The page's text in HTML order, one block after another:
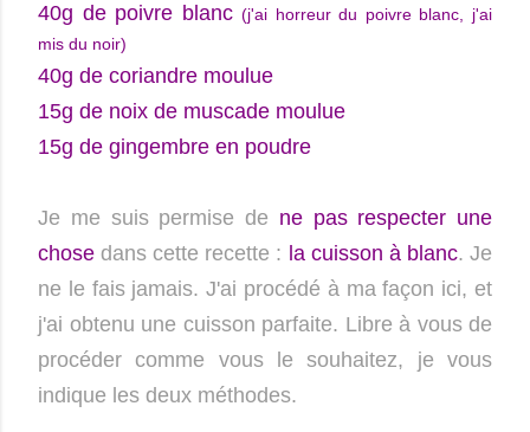
40g de poivre blanc(j'ai horreur du poivre blanc, j'ai
mis du noir)
40g de coriandre moulue
15g de noix de muscade moulue
15g de gingembre en poudre
Je me suis permise de ne pas respecter une
chose dans cette recette : la cuisson à blanc. Je
ne le fais jamais. J'ai procédé à ma façon ici, et
j'ai obtenu une cuisson parfaite. Libre à vous de
procéder comme vous le souhaitez, je vous
indique les deux méthodes.